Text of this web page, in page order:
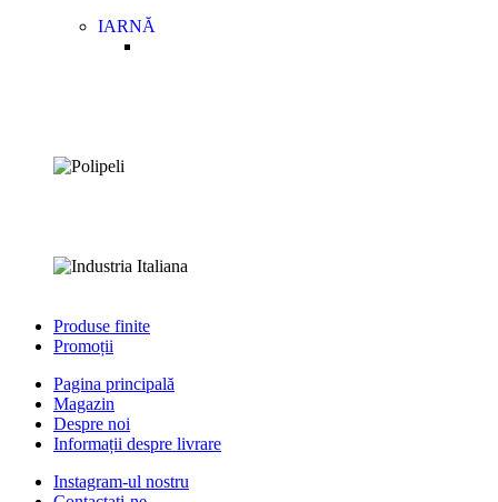
IARNĂ
Produse finite
Promoții
Pagina principală
Magazin
Despre noi
Informații despre livrare
Instagram-ul nostru